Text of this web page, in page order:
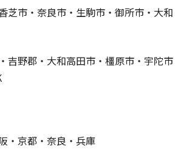
芝市・奈良市・生駒市・御所市・大和
吉野郡・大和高田市・橿原市・宇陀市
・京都・奈良・兵庫